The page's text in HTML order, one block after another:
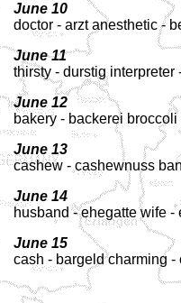
June 10
doctor - arzt anesthetic -
June 11
thirsty - durstig interpreter
June 12
bakery - backerei
June 13
cashew - cashewnuss
June 14
husband - ehegatte wife -
June 15
cash - bargeld charming -